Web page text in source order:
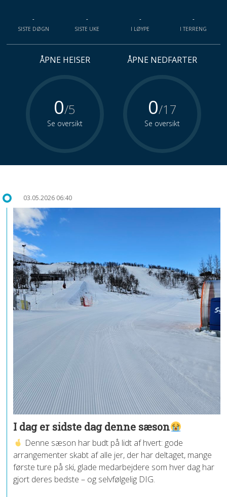
- - - -
SISTE DØGN SISTE UKE I LØYPE I TERRENG
ÅPNE HEISER
0/5
Se oversikt
ÅPNE NEDFARTER
0/17
Se oversikt
03.05.2026 06:40
I dag er sidste dag denne sæson
Denne sæson har budt på lidt af hvert: gode
arrangementer skabt af alle jer, der har deltaget, mange
første ture på ski, glade medarbejdere som hver dag har
gjort deres bedste – og selvfølgelig DIG.